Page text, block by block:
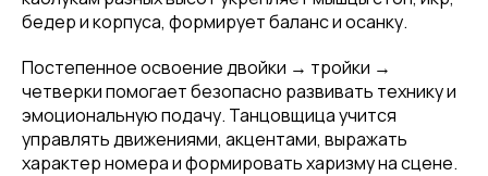
бедер и корпуса, формирует баланс и осанку.
Постепенное освоение двойки → тройки →
четверки помогает безопасно развивать технику и
эмоциональную подачу. Танцовщица учится
управлять движениями, акцентами, выражать
характер номера и формировать харизму на сцене.